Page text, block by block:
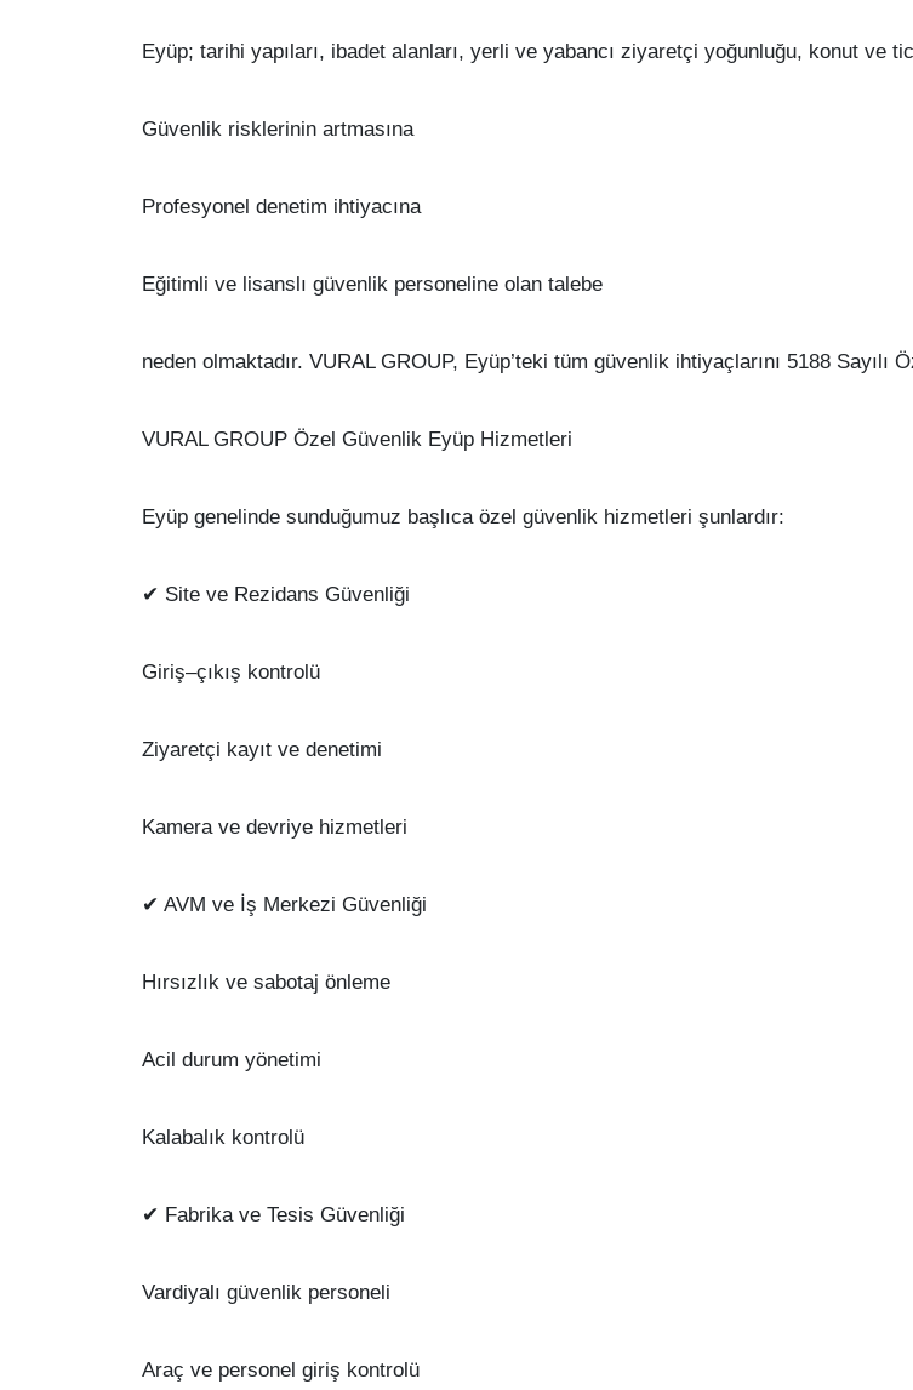
Eyüp; tarihi yapıları, ibadet alanları, yerli ve yabancı ziyaretçi yoğunluğu, konut ve
Güvenlik risklerinin artmasına
Profesyonel denetim ihtiyacına
Eğitimli ve lisanslı güvenlik personeline olan talebe
neden olmaktadır. VURAL GROUP, Eyüp’teki tüm güvenlik ihtiyaçlarını 5188 Sayılı
VURAL GROUP Özel Güvenlik Eyüp Hizmetleri
Eyüp genelinde sunduğumuz başlıca özel güvenlik hizmetleri şunlardır:
✔ Site ve Rezidans Güvenliği
Giriş–çıkış kontrolü
Ziyaretçi kayıt ve denetimi
Kamera ve devriye hizmetleri
✔ AVM ve İş Merkezi Güvenliği
Hırsızlık ve sabotaj önleme
Acil durum yönetimi
Kalabalık kontrolü
✔ Fabrika ve Tesis Güvenliği
Vardiyalı güvenlik personeli
Araç ve personel giriş kontrolü